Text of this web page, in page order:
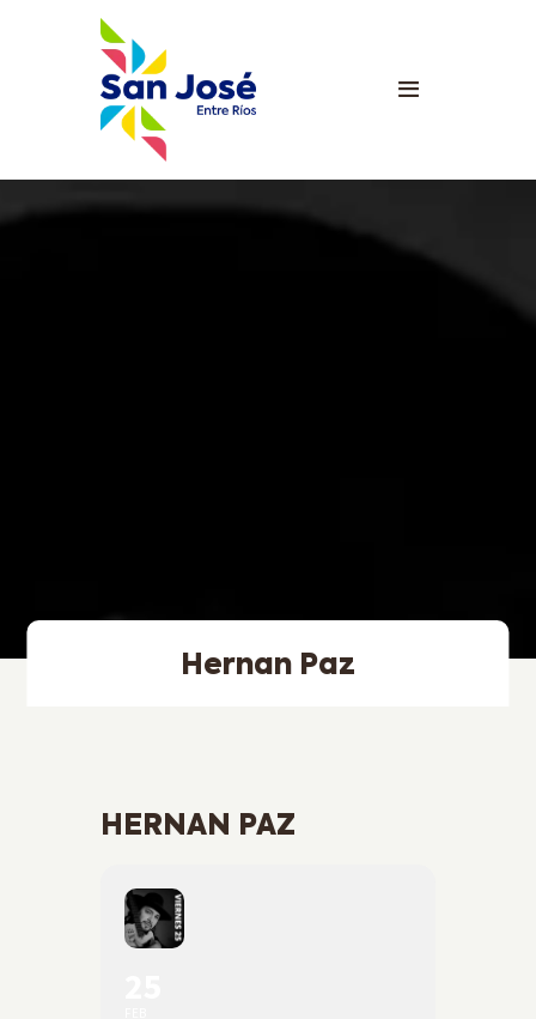
Hernan Paz
HERNAN PAZ